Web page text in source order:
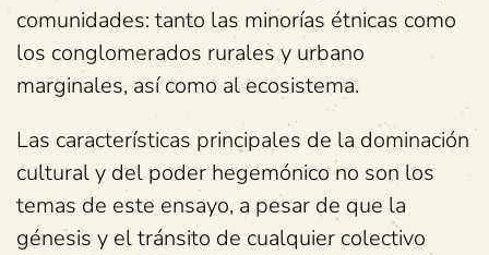
comunidades: tanto las minorías étnicas como
los conglomerados rurales y urbano
marginales, así como al ecosistema.
Las características principales de la dominación
cultural y del poder hegemónico no son los
temas de este ensayo, a pesar de que la
génesis y el tránsito de cualquier colectivo